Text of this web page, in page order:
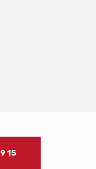
15